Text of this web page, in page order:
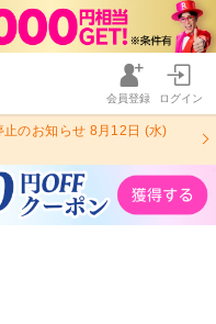
会員登録 ログイン
のお知らせ 8月12日 (水)